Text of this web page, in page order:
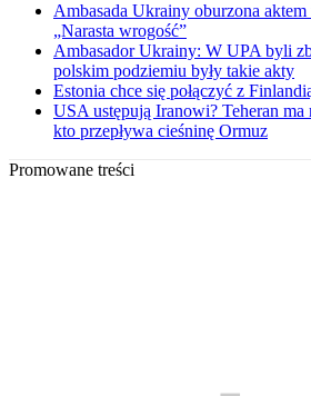
Ambasada Ukrainy oburzona
„Narasta wrogość”
Ambasador Ukrainy: W UPA byli
polskim podziemiu były takie akty
Estonia chce się połączyć z
USA ustępują Iranowi? Teheran
kto przepływa cieśninę Ormuz
Promowane treści